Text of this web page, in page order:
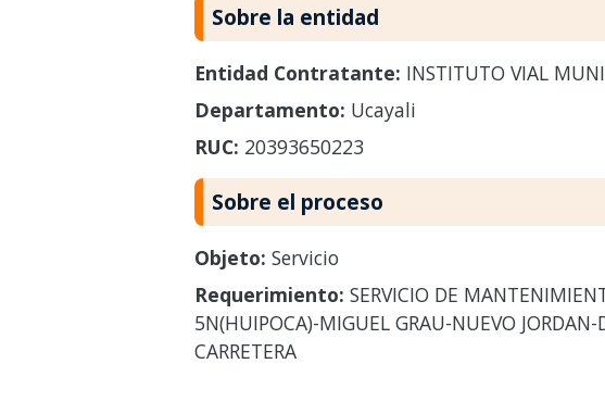
Sobre la entidad
Entidad Contratante: INSTITUTO VIAL
Departamento: Ucayali
RUC: 20393650223
Sobre el proceso
Objeto: Servicio
Requerimiento: SERVICIO DE
5N(HUIPOCA)-MIGUEL GRAU-NUEVO
CARRETERA